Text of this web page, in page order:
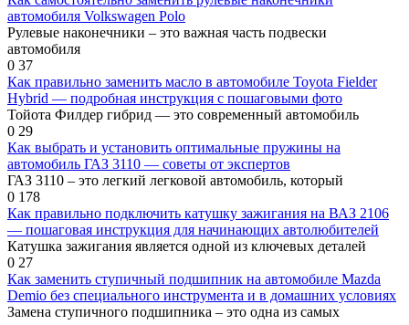
автомобиля Volkswagen Polo
Рулевые наконечники – это важная часть подвески
автомобиля
0 37
Как правильно заменить масло в автомобиле Toyota Fielder
Hybrid — подробная инструкция с пошаговыми фото
Тойота Филдер гибрид — это современный автомобиль
0 29
Как выбрать и установить оптимальные пружины на
автомобиль ГАЗ 3110 — советы от экспертов
ГАЗ 3110 – это легкий легковой автомобиль, который
0 178
Как правильно подключить катушку зажигания на ВАЗ 2106
— пошаговая инструкция для начинающих автолюбителей
Катушка зажигания является одной из ключевых деталей
0 27
Как заменить ступичный подшипник на автомобиле Mazda
Demio без специального инструмента и в домашних условиях
Замена ступичного подшипника – это одна из самых